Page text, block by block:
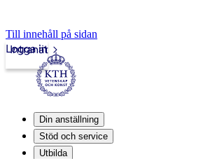
Till innehåll på sidan
Intranät
Logga in
Din anställning
Stöd och service
Utbilda